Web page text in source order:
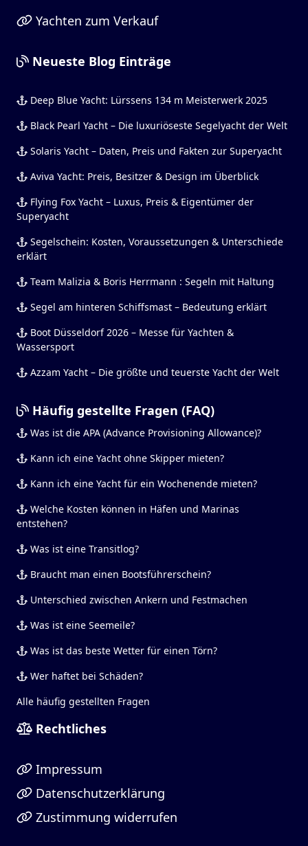
Yachten zum Verkauf
Neueste Blog Einträge
Deep Blue Yacht: Lürssens 134 m Meisterwerk 2025
Black Pearl Yacht – Die luxuriöseste Segelyacht der Welt
Solaris Yacht – Daten, Preis und Fakten zur Superyacht
Aviva Yacht: Preis, Besitzer & Design im Überblick
Flying Fox Yacht – Luxus, Preis & Eigentümer der
Superyacht
Segelschein: Kosten, Voraussetzungen & Unterschiede
erklärt
Team Malizia & Boris Herrmann : Segeln mit Haltung
Segel am hinteren Schiffsmast – Bedeutung erklärt
Boot Düsseldorf 2026 – Messe für Yachten &
Wassersport
Azzam Yacht – Die größte und teuerste Yacht der Welt
Häufig gestellte Fragen (FAQ)
Was ist die APA (Advance Provisioning Allowance)?
Kann ich eine Yacht ohne Skipper mieten?
Kann ich eine Yacht für ein Wochenende mieten?
Welche Kosten können in Häfen und Marinas
entstehen?
Was ist eine Transitlog?
Braucht man einen Bootsführerschein?
Unterschied zwischen Ankern und Festmachen
Was ist eine Seemeile?
Was ist das beste Wetter für einen Törn?
Wer haftet bei Schäden?
Alle häufig gestellten Fragen
Rechtliches
Impressum
Datenschutzerklärung
Zustimmung widerrufen